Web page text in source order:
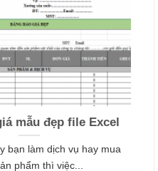
mẫu đẹp file Excel
bạn làm dịch vụ hay mua
phẩm thì việc...